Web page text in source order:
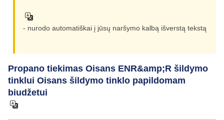
- nurodo automatiškai į jūsų naršymo kalbą išverstą tekstą
Propano tiekimas Oisans ENR&amp;R šildymo
tinklui Oisans šildymo tinklo papildomam
biudžetui